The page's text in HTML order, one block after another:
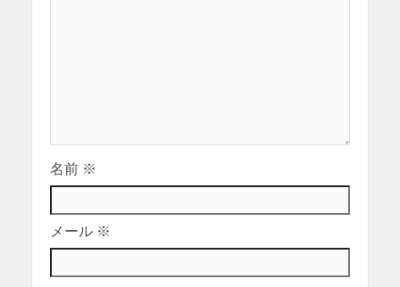
名前 ※
メール ※